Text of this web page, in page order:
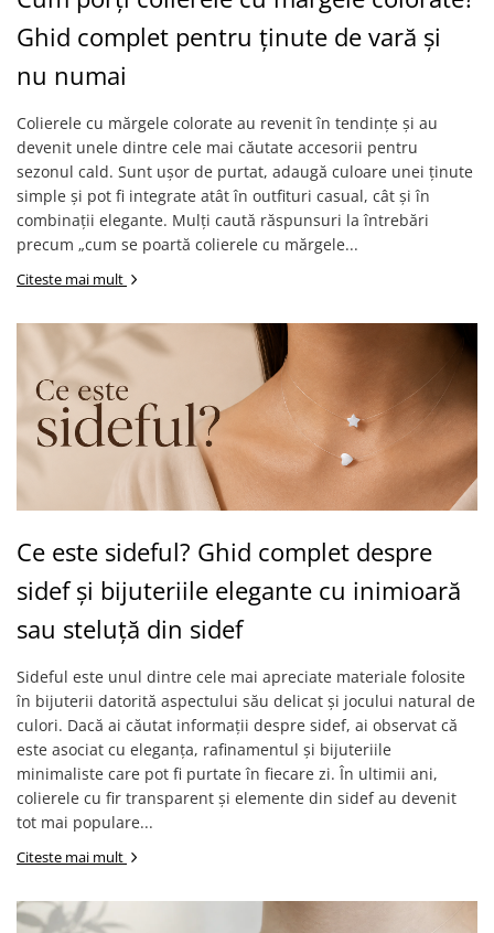
Ghid complet pentru ținute de vară și
nu numai
Colierele cu mărgele colorate au revenit în tendințe și au
devenit unele dintre cele mai căutate accesorii pentru
sezonul cald. Sunt ușor de purtat, adaugă culoare unei ținute
simple și pot fi integrate atât în outfituri casual, cât și în
combinații elegante. Mulți caută răspunsuri la întrebări
precum „cum se poartă colierele cu mărgele...
Citeste mai mult
Ce este sideful? Ghid complet despre
sidef și bijuteriile elegante cu inimioară
sau steluță din sidef
Sideful este unul dintre cele mai apreciate materiale folosite
în bijuterii datorită aspectului său delicat și jocului natural de
culori. Dacă ai căutat informații despre sidef, ai observat că
este asociat cu eleganța, rafinamentul și bijuteriile
minimaliste care pot fi purtate în fiecare zi. În ultimii ani,
colierele cu fir transparent și elemente din sidef au devenit
tot mai populare...
Citeste mai mult